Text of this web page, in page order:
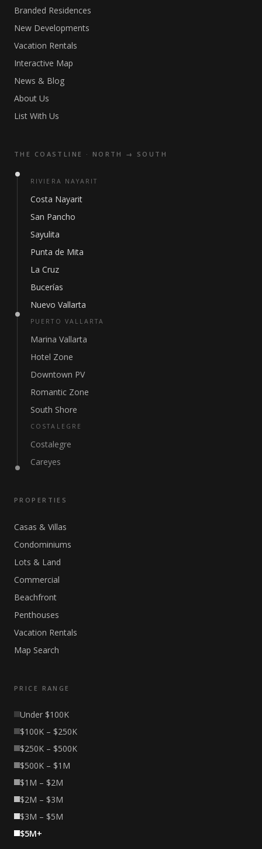
Branded Residences
New Developments
Vacation Rentals
Interactive Map
News & Blog
About Us
List With Us
THE COASTLINE · NORTH → SOUTH
RIVIERA NAYARIT
Costa Nayarit
San Pancho
Sayulita
Punta de Mita
La Cruz
Bucerías
Nuevo Vallarta
PUERTO VALLARTA
Marina Vallarta
Hotel Zone
Downtown PV
Romantic Zone
South Shore
COSTALEGRE
Costalegre
Careyes
PROPERTIES
Casas & Villas
Condominiums
Lots & Land
Commercial
Beachfront
Penthouses
Vacation Rentals
Map Search
PRICE RANGE
Under $100K
$100K – $250K
$250K – $500K
$500K – $1M
$1M – $2M
$2M – $3M
$3M – $5M
$5M+